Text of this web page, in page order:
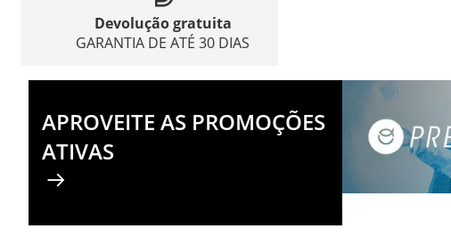
Devolução gratuita
GARANTIA DE ATÉ 30 DIAS
APROVEITE AS PROMOÇÕES
ATIVAS